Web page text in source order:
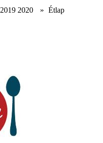
2019 2020 » Étlap